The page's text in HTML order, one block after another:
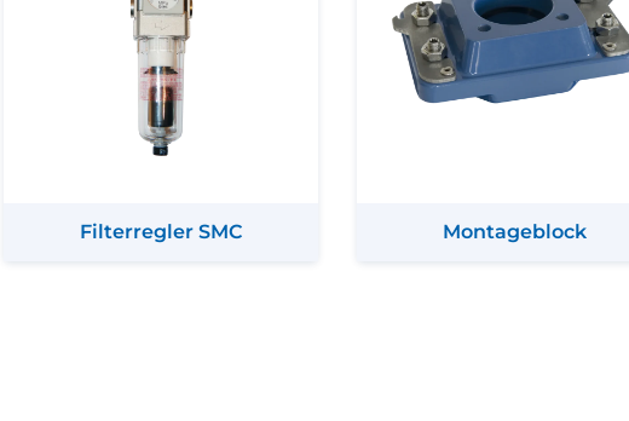
Filterregler SMC Montageblock